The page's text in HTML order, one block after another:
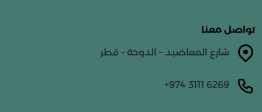
تواصل معنا
شارع المعاضيد – الدوحة – قطر